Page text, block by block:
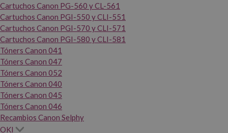
Cartuchos Canon PG-560 y CL-561
Cartuchos Canon PGI-550 y CLI-551
Cartuchos Canon PGI-570 y CLI-571
Cartuchos Canon PGI-580 y CLI-581
Tóners Canon 041
Tóners Canon 047
Tóners Canon 052
Tóners Canon 040
Tóners Canon 045
Tóners Canon 046
Recambios Canon Selphy
OKI